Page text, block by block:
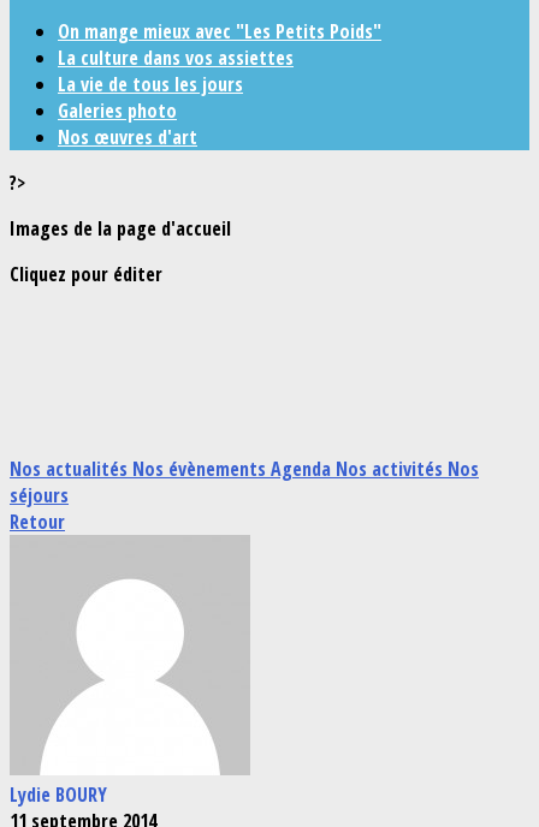
On mange mieux avec "Les Petits Poids"
La culture dans vos assiettes
La vie de tous les jours
Galeries photo
Nos œuvres d'art
?>
Images de la page d'accueil
Cliquez pour éditer
Nos actualités Nos évènements Agenda Nos activités Nos
séjours
Retour
Lydie BOURY
11 septembre 2014